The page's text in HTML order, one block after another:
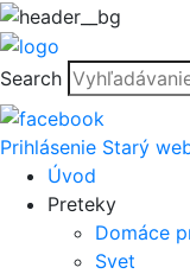
Search
Prihlásenie Starý
Úvod
Preteky
Domáce
Svet